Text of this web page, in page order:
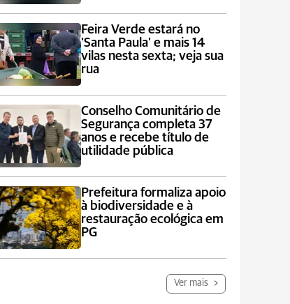
Feira Verde estará no
'Santa Paula' e mais 14
vilas nesta sexta; veja sua
rua
Conselho Comunitário de
Segurança completa 37
anos e recebe título de
utilidade pública
Prefeitura formaliza apoio
à biodiversidade e à
restauração ecológica em
PG
Ver mais